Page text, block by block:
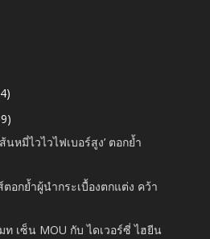
ส้นหมี่ไวไวไฟเบอร์สูง’ ตอกย้ำ
ตอกย้ำผู้นำกระเบื้องตกแต่ง คว้า
ท เซ็น MOU กับ ไดเวอร์ซี่ ไฮยีน